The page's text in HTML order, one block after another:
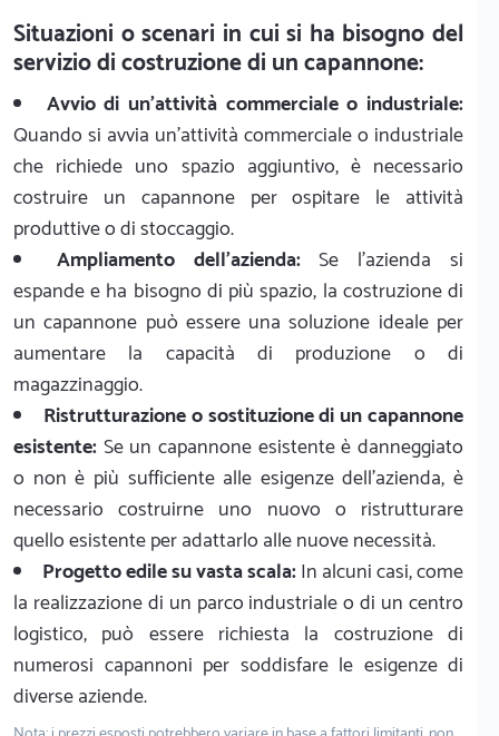
Situazioni o scenari in cui si ha bisogno del
servizio di costruzione di un capannone:
Avvio di un'attività commerciale o industriale:
Quando si avvia un'attività commerciale o industriale
che richiede uno spazio aggiuntivo, è necessario
costruire un capannone per ospitare le attività
produttive o di stoccaggio.
Ampliamento dell'azienda:Se l'azienda si
espande e ha bisogno di più spazio, la costruzione di
un capannone può essere una soluzione ideale per
aumentare la capacità di produzione o di
magazzinaggio.
Ristrutturazione o sostituzione di un capannone
esistente: Se un capannone esistente è danneggiato
o non è più sufficiente alle esigenze dell'azienda, è
necessario costruirne uno nuovo o ristrutturare
quello esistente per adattarlo alle nuove necessità.
Progetto edile su vasta scala:In alcuni casi, come
la realizzazione di un parco industriale o di un centro
logistico, può essere richiesta la costruzione di
numerosi capannoni per soddisfare le esigenze di
diverse aziende.